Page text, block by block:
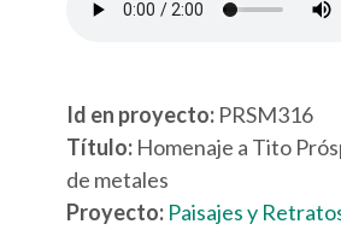
Id en proyecto: PRSM316
Título: Homenaje a Tito
de metales
Proyecto: Paisajes y